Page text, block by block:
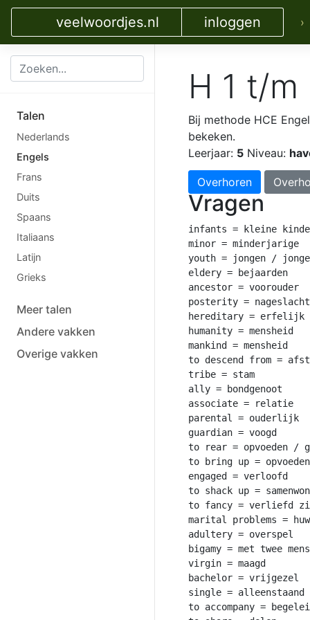
veelwoordjes.nl inloggen
Talen
Nederlands
Engels
Frans
Duits
Spaans
Italiaans
Latijn
Grieks
Meer talen
Andere vakken
Overige vakken
H 1 t/m
Bij methode HCE
bekeken.
Leerjaar: 5 Niveau:
Overhoren
Vragen
infants = kleine
minor = minderjarige
youth = jongen /
eldery = bejaarden
ancestor = voorouder
posterity = nageslacht
hereditary = erfelijk
humanity = mensheid
mankind = mensheid
to descend from =
tribe = stam
ally = bondgenoot
associate = relatie
parental = ouderlijk
guardian = voogd
to rear = opvoeden /
to bring up =
engaged = verloofd
to shack up =
to fancy = verliefd
marital problems =
adultery = overspel
bigamy = met twee
virgin = maagd
bachelor = vrijgezel
single = alleenstaand
to accompany =